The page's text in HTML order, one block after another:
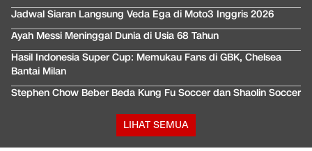
Jadwal Siaran Langsung Veda Ega di Moto3 Inggris 2026
Ayah Messi Meninggal Dunia di Usia 68 Tahun
Hasil Indonesia Super Cup: Memukau Fans di GBK, Chelsea
Bantai Milan
Stephen Chow Beber Beda Kung Fu Soccer dan Shaolin Soccer
LIHAT SEMUA